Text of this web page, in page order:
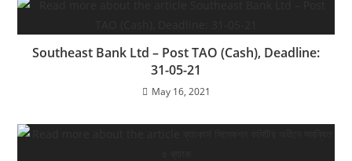
Southeast Bank Ltd – Post TAO (Cash), Deadline:
31-05-21
May 16, 2021